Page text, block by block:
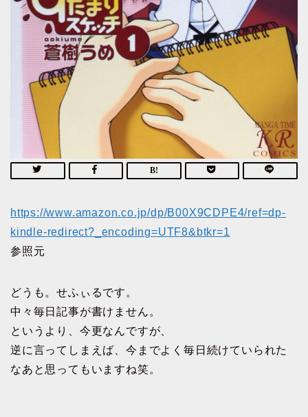
https://www.amazon.co.jp/dp/B00X9CDPE4/ref=dp-
kindle-redirect?_encoding=UTF8&btkr=1
参照元
どうも。せふぃるです。
中々毎日記事が書けません。
というより、今更なんですが、
逆に言ってしまえば、今までよく毎日続けていられた
なあと思ってもいますね笑。